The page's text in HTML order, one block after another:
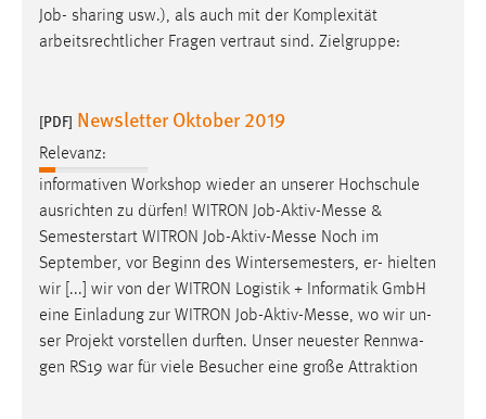
Job- sharing usw.), als auch mit der Komplexität
arbeitsrechtlicher Fragen vertraut sind. Zielgruppe:
[PDF] Newsletter Oktober 2019
Relevanz:
informativen Workshop wieder an unserer Hochschule
ausrichten zu dürfen! WITRON Job-Aktiv-Messe &
Semesterstart WITRON Job-Aktiv-Messe Noch im
September, vor Beginn des Wintersemesters, er- hielten
wir [...] wir von der WITRON Logistik + Informatik GmbH
eine Einladung zur WITRON Job-Aktiv-Messe, wo wir un-
ser Projekt vorstellen durften. Unser neuester Rennwa-
gen RS19 war für viele Besucher eine große Attraktion